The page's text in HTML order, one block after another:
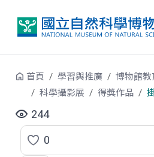
首頁 學習與推廣 博物館教
科學攝影展
得獎作品
244
點
0